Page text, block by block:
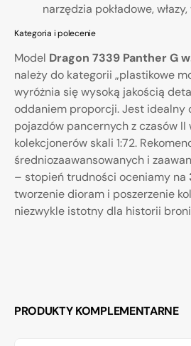
narzędzia pokładowe,
Kategoria i polecenie
Model Dragon 7339 Panther G
należy do kategorii „plastikowe
wyróżnia się wysoką jakością
oddaniem proporcji. Jest idealny
pojazdów pancernych z czasów
kolekcjonerów skali 1:72.
średniozaawansowanych i
– stopień trudności oceniamy na
tworzenie dioram i poszerzenie
niezwykle istotny dla historii
PRODUKTY KOMPLEMENTARNE